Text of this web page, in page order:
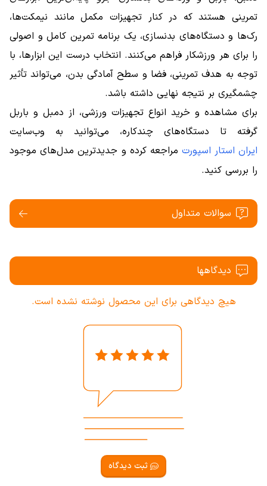
تمرینی هستند که در کنار تجهیزات مکمل مانند نیمکت‌ها،
رک‌ها و دستگاه‌های بدنسازی، یک برنامه تمرین کامل و اصولی
را برای هر ورزشکار فراهم می‌کنند. انتخاب درست این ابزارها، با
توجه به هدف تمرینی، فضا و سطح آمادگی بدن، می‌تواند تأثیر
چشمگیری بر نتیجه نهایی داشته باشد.
برای مشاهده و خرید انواع تجهیزات ورزشی، از دمبل و باربل
گرفته تا دستگاه‌های چندکاره، می‌توانید به وب‌سایت
ایران استار اسپورت مراجعه کرده و جدیدترین مدل‌های موجود
را بررسی کنید.
سوالات متداول
دیدگاهها
هیچ دیدگاهی برای این محصول نوشته نشده است.
ثبت دیدگاه